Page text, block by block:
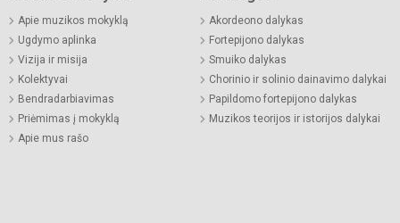
Apie muzikos mokyklą
Ugdymo aplinka
Vizija ir misija
Kolektyvai
Bendradarbiavimas
Priėmimas į mokyklą
Apie mus rašo
Akordeono dalykas
Fortepijono dalykas
Smuiko dalykas
Chorinio ir solinio dainavimo dalykai
Papildomo fortepijono dalykas
Muzikos teorijos ir istorijos dalykai